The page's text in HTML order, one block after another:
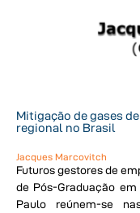
Mitigação de gases
regional no Brasil
Jacques Marcovitch
Futuros gestores de
de Pós-Graduação
Paulo reúnem-se